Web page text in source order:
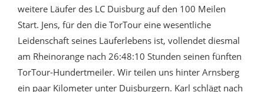
weitere Läufer des LC Duisburg auf den 100 Meilen
Start. Jens, für den die TorTour eine wesentliche
Leidenschaft seines Läuferlebens ist, vollendet diesmal
am Rheinorange nach 26:48:10 Stunden seinen fünften
TorTour-Hundertmeiler. Wir teilen uns hinter Arnsberg
ein paar Kilometer unter Duisburgern. Karl schlägt nach